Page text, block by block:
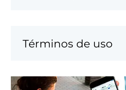
Términos de uso